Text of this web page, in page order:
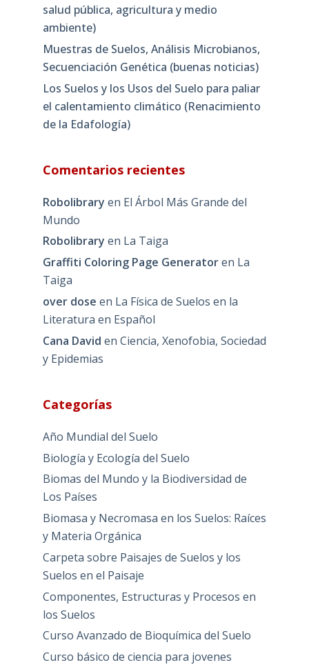
salud pública, agricultura y medio
ambiente)
Muestras de Suelos, Análisis Microbianos,
Secuenciación Genética (buenas noticias)
Los Suelos y los Usos del Suelo para paliar
el calentamiento climático (Renacimiento
de la Edafología)
Comentarios recientes
Robolibrary en El Árbol Más Grande del
Mundo
Robolibrary en La Taiga
Graffiti Coloring Page Generatoren La
Taiga
over dose en La Física de Suelos en la
Literatura en Español
Cana David en Ciencia, Xenofobia, Sociedad
y Epidemias
Categorías
Año Mundial del Suelo
Biología y Ecología del Suelo
Biomas del Mundo y la Biodiversidad de
Los Países
Biomasa y Necromasa en los Suelos: Raíces
y Materia Orgánica
Carpeta sobre Paisajes de Suelos y los
Suelos en el Paisaje
Componentes, Estructuras y Procesos en
los Suelos
Curso Avanzado de Bioquímica del Suelo
Curso básico de ciencia para jovenes